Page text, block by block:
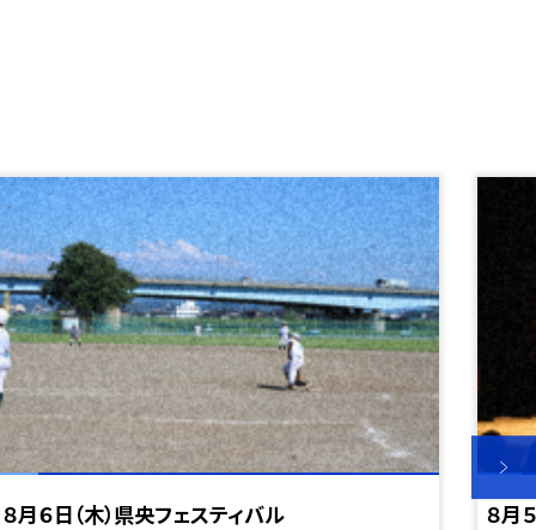
８月６日（木）県央フェスティバル
８月